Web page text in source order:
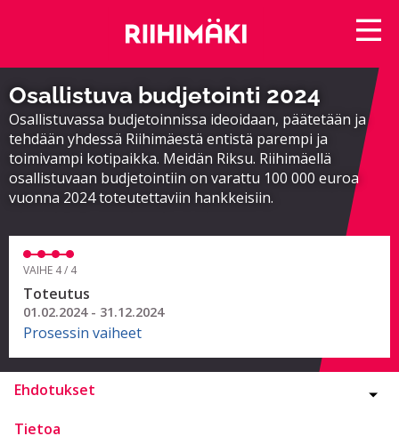
Osallistuva budjetointi 2024
Osallistuvassa budjetoinnissa ideoidaan, päätetään ja
tehdään yhdessä Riihimäestä entistä parempi ja
toimivampi kotipaikka. Meidän Riksu. Riihimäellä
osallistuvaan budjetointiin on varattu 100 000 euroa
vuonna 2024 toteutettaviin hankkeisiin.
VAIHE 4 / 4
Toteutus
01.02.2024 - 31.12.2024
Prosessin vaiheet
Ehdotukset
Tietoa